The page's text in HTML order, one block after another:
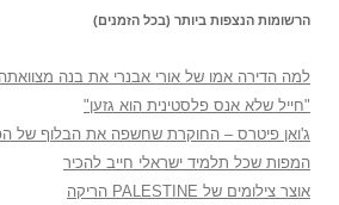
הרשומות הנצפות ביותר (בכל הזמנים)
למה הדירה אמו של אורי אבנרי את בנה
"חייל שלא אנס פלסטינית הוא גזען"
ג'ואן פיטרס – החוקרת שחשפה את הבלוף של
המפות שכל תלמיד ישראלי חייב להכיר
אוצר צילומים של PALESTINE הריקה